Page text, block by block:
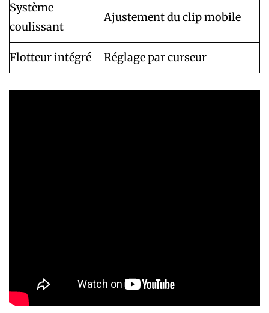
Système
coulissant
Ajustement du clip mobile
Flotteur intégré Réglage par curseur